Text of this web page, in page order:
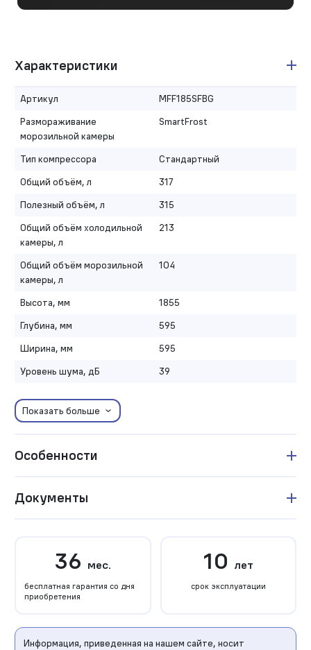
Характеристики
Артикул
MFF185SFBG
Размораживание
морозильной камеры
SmartFrost
Тип компрессора
Стандартный
Общий объём, л
317
Полезный объём, л
315
Общий объём холодильной
камеры, л
213
Общий объём морозильной
камеры, л
104
Высота, мм
1855
Глубина, мм
595
Ширина, мм
595
Уровень шума, дБ
39
Показать больше
Особенности
Документы
36 мес.
бесплатная гарантия со дня
приобретения
10 лет
срок эксплуатации
Информация, приведенная на нашем сайте, носит